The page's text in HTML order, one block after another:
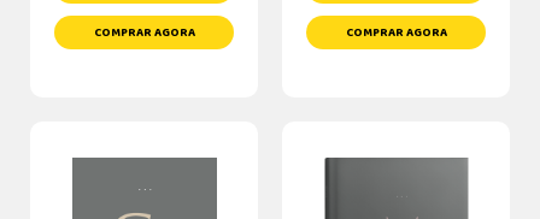
COMPRAR AGORA COMPRAR AGORA